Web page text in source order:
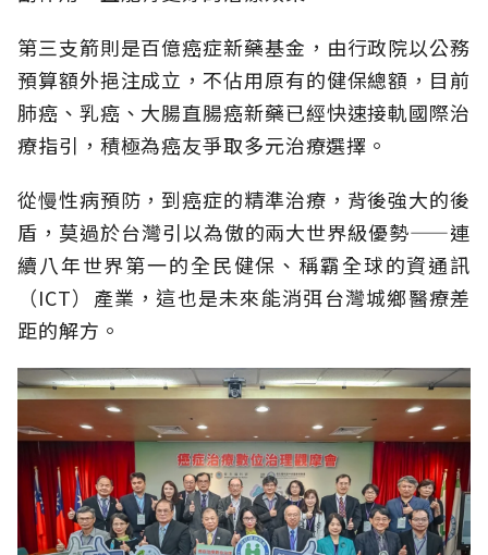
第三支箭則是百億癌症新藥基金，由行政院以公務
預算額外挹注成立，不佔用原有的健保總額，目前
肺癌、乳癌、大腸直腸癌新藥已經快速接軌國際治
療指引，積極為癌友爭取多元治療選擇。
從慢性病預防，到癌症的精準治療，背後強大的後
盾，莫過於台灣引以為傲的兩大世界級優勢——連
續八年世界第一的全民健保、稱霸全球的資通訊
（ICT）產業，這也是未來能消弭台灣城鄉醫療差
距的解方。